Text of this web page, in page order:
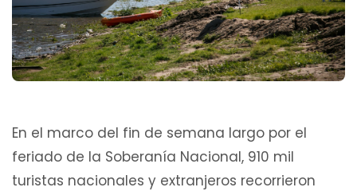
En el marco del fin de semana largo por el
feriado de la Soberanía Nacional, 910 mil
turistas nacionales y extranjeros recorrieron